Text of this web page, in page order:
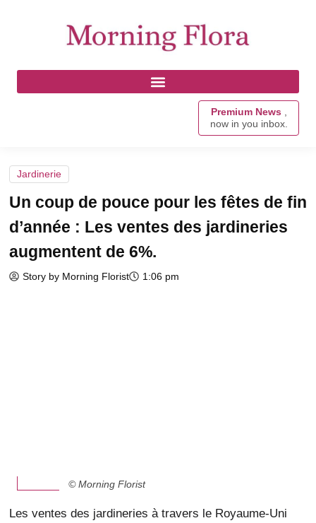
Premium News ,
now in you inbox.
Jardinerie
Un coup de pouce pour les fêtes de fin
d’année : Les ventes des jardineries
augmentent de 6%.
Story by Morning Florist 1:06 pm
© Morning Florist
Les ventes des jardineries à travers le Royaume-Uni